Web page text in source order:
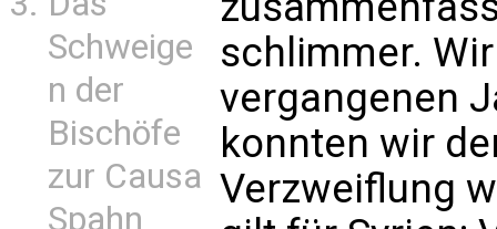
Schweige
n der
Bischöfe
zur Causa
Spahn
schlimmer.
vergangenen
konnten wir
Verzweiflung